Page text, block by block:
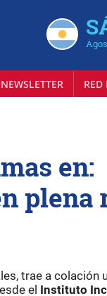
NEWSLETTER RED
en:
plena
trae a colación
el Instituto